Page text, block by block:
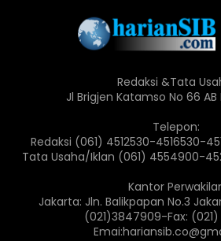
Redaksi &Tata
Jl Brigjen Katamso No 66 AB
Telepon:
Redaksi (061) 4512530-4516530-
Tata Usaha/Iklan (061) 4554900-
Kantor
Jakarta: Jln. Balikpapan No.3
(021)3847909-Fax: